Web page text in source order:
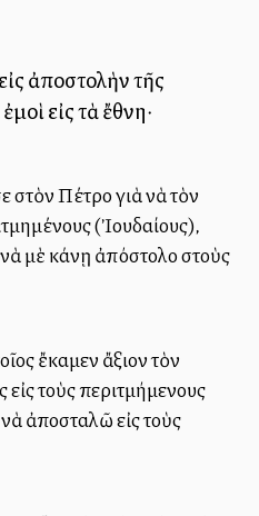
ἀποστολὴν τῆς
εἰς τὰ ἔθνη·
στὸν Πέτρο γιὰ νὰ τὸν
(Ἰουδαίους),
μὲ κάνῃ ἀπόστολο στοὺς
ἔκαμεν ἄξιον τὸν
τοὺς περιτμήμενους
ἀποσταλῶ εἰς τοὺς